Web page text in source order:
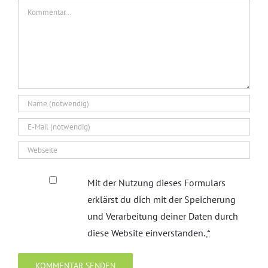
Kommentar
Mit der Nutzung dieses Formulars
erklärst du dich mit der Speicherung
und Verarbeitung deiner Daten durch
diese Website einverstanden.*